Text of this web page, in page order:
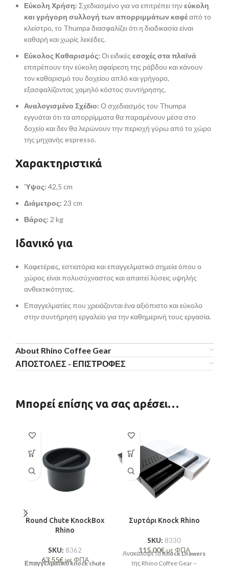
Εύκολη Χρήση: Σχεδιασμένο για να επιτρέπει τηνεύκολη
και γρήγορη συλλογή των απορριμμάτων καφέαπό το
κλείστρο, το Thumpa διασφαλίζει ότι η διαδικασία είναι
καθαρή και χωρίς λεκέδες.
Εύκολος Καθαρισμός: Οι ειδικές εσοχές στα πλαϊνά
επιτρέπουν την εύκολη αφαίρεση της ράβδου και κάνουν
τον καθαρισμό του δοχείου απλό και γρήγορο,
εξασφαλίζοντας χαμηλό κόστος συντήρησης.
Αναλογισμένο Σχέδιο: Ο σχεδιασμός του Thumpa
εγγυάται ότι τα απορρίμματα θα παραμένουν μέσα στο
δοχείο και δεν θα λερώνουν την περιοχή γύρω από το χώρο
της μηχανής espresso.
Χαρακτηριστικά
Ύψος: 42,5 cm
Διάμετρος: 23 cm
Βάρος: 2 kg
Ιδανικό για
Καφετέριες, εστιατόρια και επαγγελματικά σημεία όπου ο
χώρος είναι πολυσύχναστος και απαιτεί λύσεις υψηλής
ανθεκτικότητας.
Επαγγελματίες που χρειάζονται ένα αξιόπιστο και εύκολο
στην συντήρηση εργαλείο για την καθημερινή τους εργασία.
About Rhino Coffee Gear
ΑΠΟΣΤΟΛΕΣ - ΕΠΙΣΤΡΟΦΕΣ
Μπορεί επίσης να σας αρέσει…
Round Chute KnockBox
Rhino
SKU: 8362
63,55€με ΦΠΑ
Επαγγελματικό knock chute
Συρτάρι Knock Rhino
SKU: 8330
115,00€με ΦΠΑ
Ανακάλυψε ταKnock Drawers
της Rhino Coffee Gear –